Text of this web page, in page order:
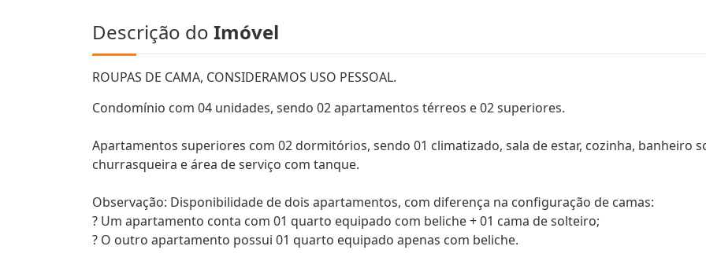
Descrição do Imóvel
ROUPAS DE CAMA, CONSIDERAMOS USO PESSOAL.
Condomínio com 04 unidades, sendo 02 apartamentos térreos e 02 superiores.
Apartamentos superiores com 02 dormitórios, sendo 01 climatizado, sala de estar, cozinha, banheiro
churrasqueira e área de serviço com tanque.
Observação: Disponibilidade de dois apartamentos, com diferença na configuração de camas:
? Um apartamento conta com 01 quarto equipado com beliche + 01 cama de solteiro;
? O outro apartamento possui 01 quarto equipado apenas com beliche.